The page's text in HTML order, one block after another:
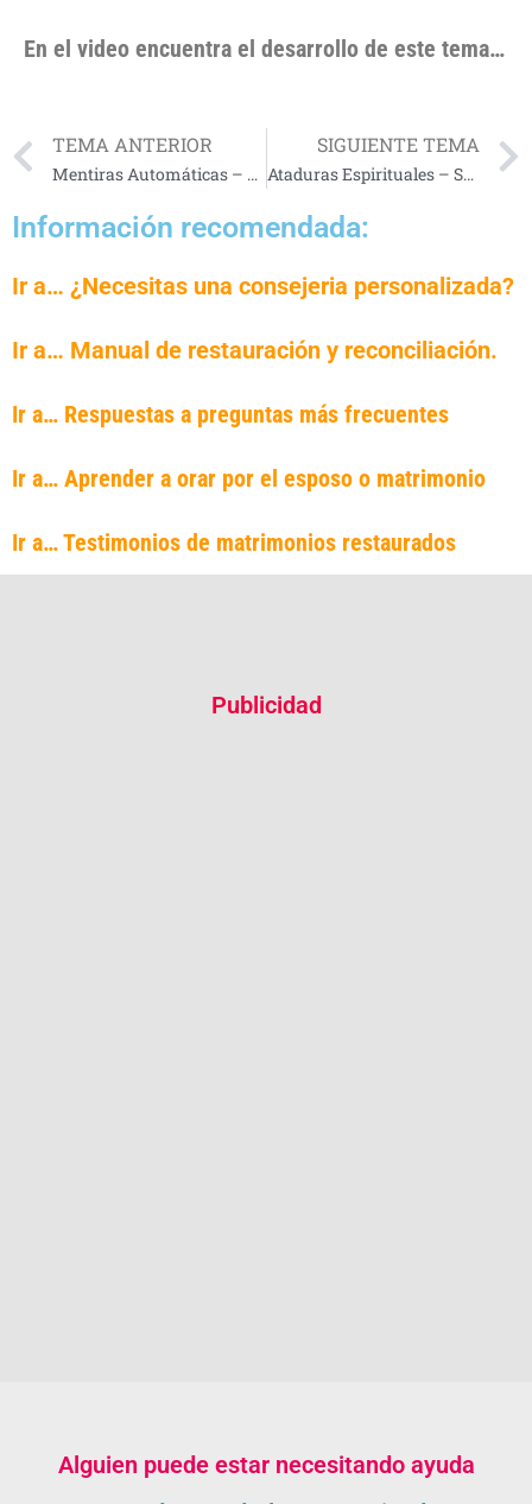
En el video encuentra el desarrollo de este tema…
TEMA ANTERIOR
Mentiras Automáticas – La Imaginación
SIGUIENTE TEMA
Ataduras Espirituales – Serie Maldiciones
Información recomendada:
Ir a… ¿Necesitas una consejeria personalizada?
Ir a… Manual de restauración y reconciliación.
Ir a… Respuestas a preguntas más frecuentes
Ir a… Aprender a orar por el esposo o matrimonio
Ir a… Testimonios de matrimonios restaurados
Publicidad
Alguien puede estar necesitando ayuda